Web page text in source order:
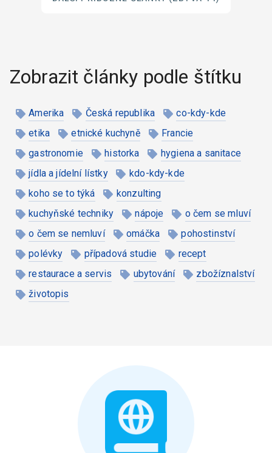
Zobrazit články podle štítku
Amerika Česká republika
co-kdy-kde
etika
etnické kuchyně
Francie
gastronomie
historka
hygiena a sanitace
jídla a jídelní lístky
kdo-kdy-kde
koho se to týká
konzulting
kuchyňské techniky
nápoje
o čem se mluví
o čem se nemluví
omáčka
pohostinství
polévky
případová studie
recept
restaurace a servis
ubytování
zbožíznalství
životopis